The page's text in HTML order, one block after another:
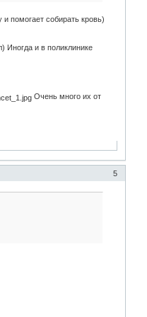
помогает собирать кровь)
и в поликлинике
Очень много их от
5